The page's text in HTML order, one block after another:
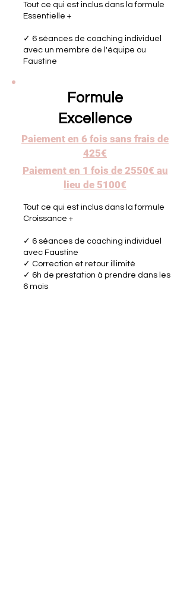
Tout ce qui est inclus dans la formule
Essentielle +
✓ 6 séances de coaching individuel
avec un membre de l'équipe ou
Faustine
Formule
Excellence
Paiement en 6 fois sans frais de
425€
Paiement en 1 fois de 2550€ au
lieu de 5100€
Tout ce qui est inclus dans la formule
Croissance +
✓ 6 séances de coaching individuel
avec Faustine
✓ Correction et retour illimité
✓ 6h de prestation à prendre dans les
6 mois